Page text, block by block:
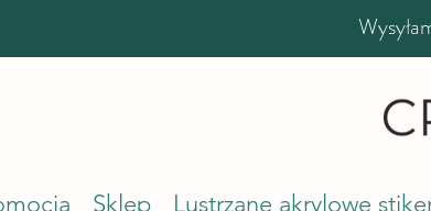
Sklep Lustrzane akrylowe